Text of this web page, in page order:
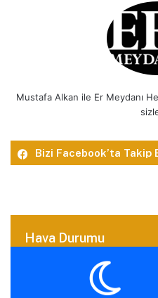
Mustafa Alkan ile Er Meydanı
Bizi Facebook’ta Takip
Hava Durumu